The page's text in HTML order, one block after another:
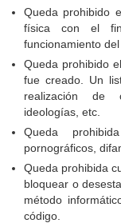
Queda prohibido
física con el
funcionamiento del
Queda prohibido
fue creado. Un
realización de
ideologías, etc.
Queda
pornográficos,
Queda prohibida
bloquear o
método
código.